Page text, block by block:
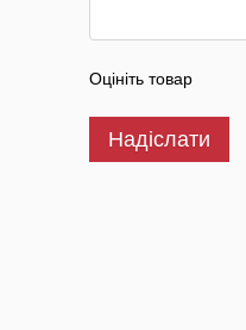
Оцініть товар
Надіслати